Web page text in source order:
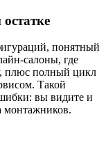
понятный
салоны, где
плюс полный цикл
Такой
вы видите и
монтажников.